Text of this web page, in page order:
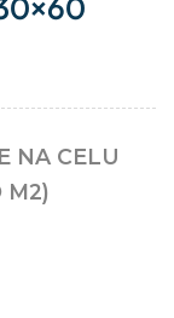
NA CELU
M2)